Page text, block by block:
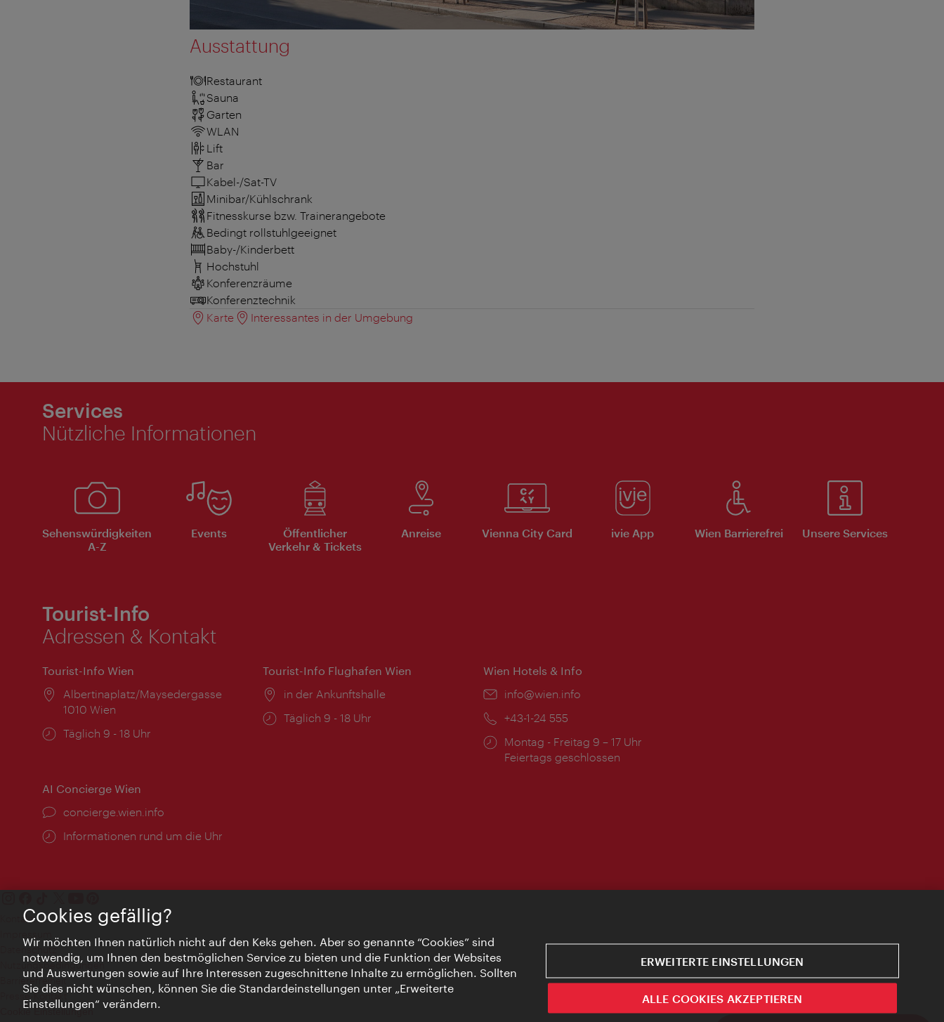
Ausstattung
Restaurant
Sauna
Garten
WLAN
Lift
Bar
Kabel-/Sat-TV
Minibar/Kühlschrank
Fitnesskurse bzw. Trainerangebote
Bedingt rollstuhlgeeignet
Baby-/Kinderbett
Hochstuhl
Konferenzräume
Konferenztechnik
Karte
Interessantes in der Umgebung
Services
Nützliche Informationen
Sehenswürdigkeiten
A-Z
Events
Öffentlicher
Verkehr & Tickets
Anreise Vienna City Card ivie App Wien Barrierefrei Unsere Services
Tourist-Info
Adressen & Kontakt
Tourist-Info Wien
Ort:
Albertinaplatz/Maysedergasse
1010 Wien
Öffnungszeiten:
Täglich 9 - 18 Uhr
Tourist-Info Flughafen Wien
Ort:
in der Ankunftshalle
Öffnungszeiten:
Täglich 9 - 18 Uhr
Wien Hotels & Info
Email:
info@wien.info
Telefon:
+43-1-24 555
Öffnungszeiten:
Montag - Freitag 9 – 17 Uhr
Feiertags geschlossen
AI Concierge Wien
Ort:
concierge.wien.info
Öffnungszeiten:
Informationen rund um die Uhr
Kontakt
Datenschutz
Nutzungsbedingungen
Barrierefreiheit
Presse-Kontakt
Cookie Einstellungen
Cookies gefällig?
Wir möchten Ihnen natürlich nicht auf den Keks gehen. Aber so genannte “Cookies” sind
notwendig, um Ihnen den bestmöglichen Service zu bieten und die Funktion der Websites
und Auswertungen sowie auf Ihre Interessen zugeschnittene Inhalte zu ermöglichen. Sollten
Sie dies nicht wünschen, können Sie die Standardeinstellungen unter „Erweiterte
Einstellungen“ verändern.
ERWEITERTE EINSTELLUNGEN
ALLE COOKIES AKZEPTIEREN